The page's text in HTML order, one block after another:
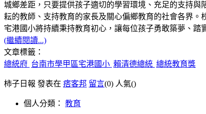
城鄉差距，只要提供孩子適切的學習環境、充足的支持
耘的教師、支持教育的家長及關心偏鄉教育的社會各界。
宅港國小將持續秉持教育初心，讓每位孩子勇敢築夢、踏
(繼續閱讀...)
文章標籤：
總統府 台南市學甲區宅港國小 賴清德總統 總統教育獎
柿子日報 發表在 痞客邦 留言(0) 人氣()
個人分類： 教育